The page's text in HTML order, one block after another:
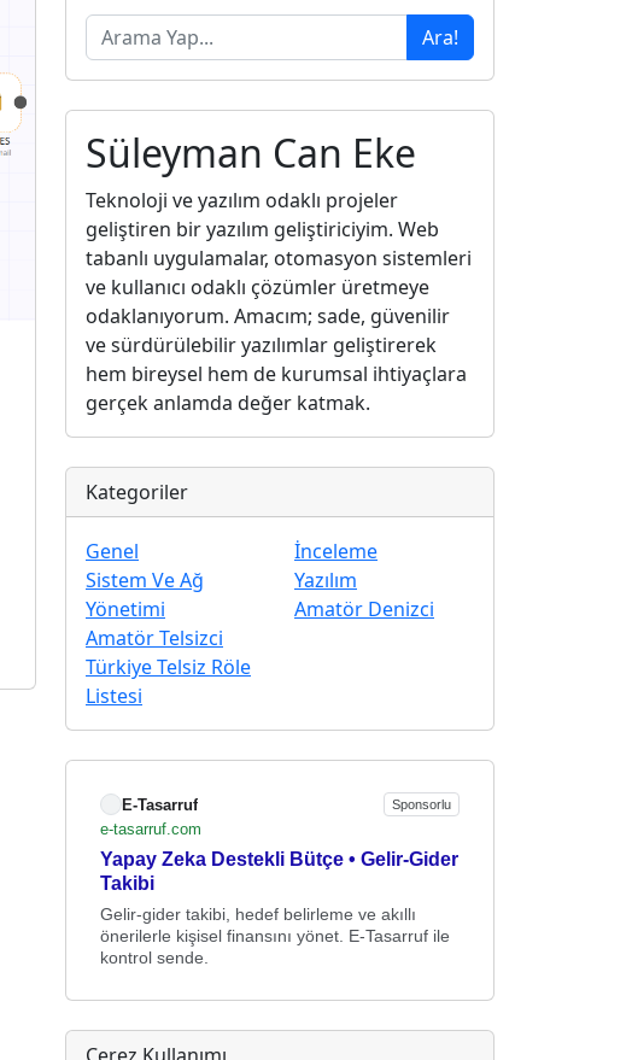
Ara!
Süleyman Can Eke
Teknoloji ve yazılım odaklı projeler
geliştiren bir yazılım geliştiriciyim. Web
tabanlı uygulamalar, otomasyon sistemleri
ve kullanıcı odaklı çözümler üretmeye
odaklanıyorum. Amacım; sade, güvenilir
ve sürdürülebilir yazılımlar geliştirerek
hem bireysel hem de kurumsal ihtiyaçlara
gerçek anlamda değer katmak.
Kategoriler
Genel
Sistem Ve Ağ
Yönetimi
Amatör Telsizci
Türkiye Telsiz Röle
Listesi
İnceleme
Yazılım
Amatör Denizci
E-Tasarruf Sponsorlu
e-tasarruf.com
Yapay Zeka Destekli Bütçe • Gelir-Gider
Takibi
Gelir-gider takibi, hedef belirleme ve akıllı
önerilerle kişisel finansını yönet. E-Tasarruf ile
kontrol sende.